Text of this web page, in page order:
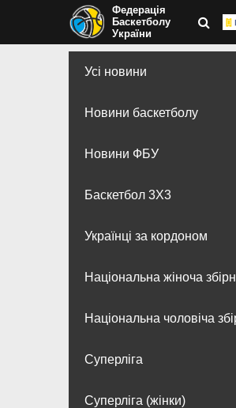
Федерація
Баскетболу
України
Усі новини
Новини баскетболу
Новини ФБУ
Баскетбол 3Х3
Українці за кордоном
Національна жіноча
Національна чоловіча
Суперліга
Суперліга (жінки)